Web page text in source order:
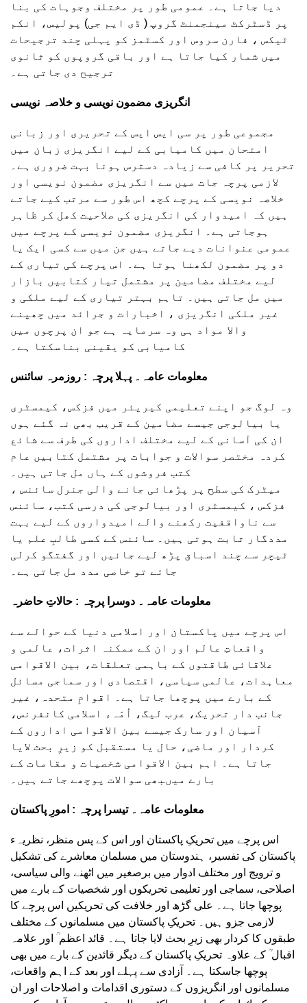
دیا جاتا ہے۔ عمومی طور پر مختلف وجوہات کی بنا
پر ڈسٹرکٹ مینجمنٹ گروپ ( ڈی ایم جی) پولیس، انکم
ٹیکس ، فارن سروس اور کسٹمز کو پہلی چند ترجیحات
میں شمار کیا جاتا ہے اور باقی گروپوں کو ثانوی
ترجیح دی جاتی ہے۔
انگریزی مضمون نویسی و خلاصہ نویسی
مجموعی طور پر سی ایس ایس کے تحریری اور زبانی
امتحان میں کامیابی کے لیے انگریزی زبان میں
تحریر پر کافی سے زیادہ دسترس ہونا بہت ضروری ہے۔
لازمی پرچہ جات میں سے انگریزی مضمون نویسی اور
خلاصہ نویسی کے پرچے کچھ اس طور سے مرتب کیے جاتے
ہیں کہ امیدوار کی انگریزی کی صلاحیت کھل کر ظاہر
ہوجاتی ہے۔ انگریزی مضمون نویسی کے پرچے میں
عمومی عنوانات دیے جاتے ہیں جن میں سے کسی ایک یا
دو پر مضمون لکھنا ہوتا ہے۔ اس پرچے کی تیاری کے
لیے مختلف مضامین پر مشتمل تیار کتابیں بازار
میں مل جاتی ہیں۔ تاہم بہتر تیاری کے لیے ملکی و
غیر ملکی انگریزی ، اخبارات و جرائد میں چھپنے
والا مواد ہی وہ سرمایہ ہے جو ان پرچوں میں
کامیابی کو یقینی بناسکتا ہے۔
معلومات عامہ۔ پہلا پرچہ : روزمرہ سائنس
وہ لوگ جو اپنے تعلیمی کیریئر میں فزکس، کیمسٹری
یا بیالوجی جیسے مضامین کے قریب بھی نہ گئے ہوں
ان کی آسانی کے لیے مختلف اداروں کی طرف سے شائع
کردہ مختصر سوالات و جوابات پر مشتمل کتابیں عام
کتب فروشوں کے ہاں مل جاتی ہیں۔
میٹرک کی سطح پر پڑھائی جانے والی جنرل سائنس ،
فزکس ، کیمسٹری اور بیالوجی کی درسی کتب، سائنس
سے ناواقفیت رکھنے والے امیدواروں کے لیے بہت
مددگار ثابت ہوتی ہیں۔ سائنس کے کسی طالبِ علم یا
ٹیچر سے چند اسباق پڑھ لیے جائیں اور گفتگو کرلی
جائے تو خاصی مدد مل جاتی ہے۔
معلومات عامہ۔ دوسرا پرچہ : حالاتِ حاضرہ
اس پرچے میں پاکستان اور اسلامی دنیا کے حوالے سے
واقعاتِ عالم اور ان کے ممکنہ اثرات، عالمی و
علاقائی طاقتوں کے باہمی تعلقات، بین الاقوامی
معاہدات، عالمی سیاسی، اقتصادی اور سماجی مسائل
کے بارے میں پوچھا جاتا ہے۔ اقوامِ متحدہ، غیر
جانب دار تحریک، عرب لیگ، اُمّہء اسلامی کانفرنس،
آسیان اور سارک جیسے بین الاقوامی اداروں کے
کردار اور ماضی، حال یا مستقبل کو زیرِ بحث لایا
جاتا ہے۔ اہم بین الاقوامی شخصیات و مقامات کے
بارے میںبھی سوالات پوچھے جاتے ہیں۔
معلومات عامہ۔ تیسرا پرچہ : امورِ پاکستان
اس پرچے میں تحریکِ پاکستان اور اس کے پس منظر، نظریہء
پاکستان کی تفسیر، ہندوستان میں مسلمان معاشرے کی تشکیل
و ترویج اور مختلف ادوار میں برصغیر میں اٹھنے والی سیاسی،
اصلاحی، سماجی اور تعلیمی تحریکوں اور شخصیات کے بارے میں
پوچھا جاتا ہے۔ علی گڑھ اور خلافت کی تحریکیں اس پرچے کا
لازمی جزو ہیں۔ تحریکِ پاکستان میں مسلمانوں کے مختلف
طبقوں کا کردار بھی زیرِ بحث لایا جاتا ہے۔ قائد اعظم ؒ اور علامہ
اقبال ؒ کے علاوہ تحریکِ پاکستان کے دیگر قائدین کے بارے میں بھی
پوچھا جاسکتا ہے۔ آزادی سے پہلے اور بعد کے اہم واقعات،
مسلمانوں اور انگریزوں کے دستوری اقدامات و اصلاحات اور ان